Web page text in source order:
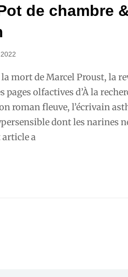
de chambre
mort de Marcel Proust, la
olfactives d’À la
roman fleuve, l’écrivain
dont les narines
article a